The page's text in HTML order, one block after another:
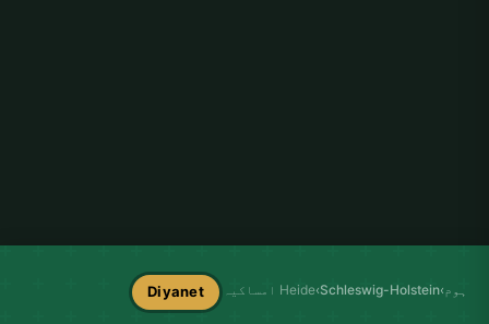
ہوم ›
Schleswig-Holstein
›Heide امساکیہ Diyanet